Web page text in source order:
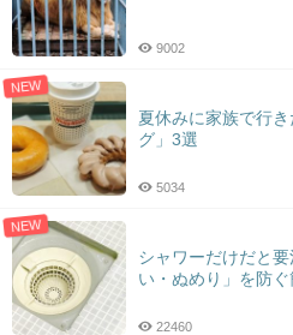
9002
NEW
夏休みに家族で行
グ」3選
5034
NEW
シャワーだけだと
い・ぬめり」を防
22460